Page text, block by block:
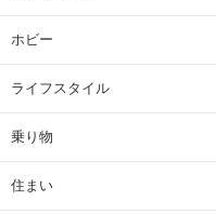
ホビー
ライフスタイル
乗り物
住まい